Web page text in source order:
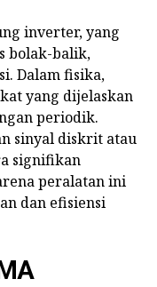
inverter, yang
bolak-balik,
Dalam fisika,
yang dijelaskan
periodik.
sinyal diskrit atau
signifikan
peralatan ini
dan efisiensi